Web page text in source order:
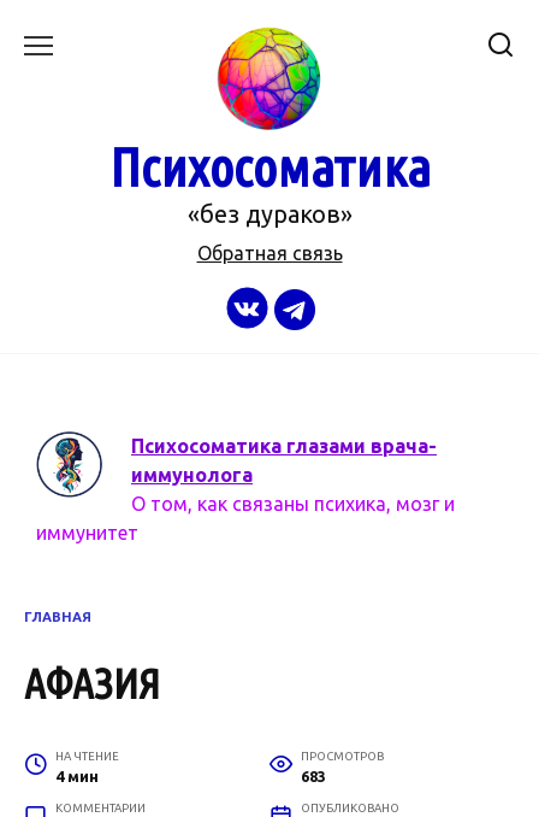
Психосоматика
«без дураков»
Обратная связь
Психосоматика глазами врача-
иммунолога
О том, как связаны психика, мозг и
иммунитет
ГЛАВНАЯ
АФАЗИЯ
НА ЧТЕНИЕ
4 мин
ПРОСМОТРОВ
683
КОММЕНТАРИИ ОПУБЛИКОВАНО